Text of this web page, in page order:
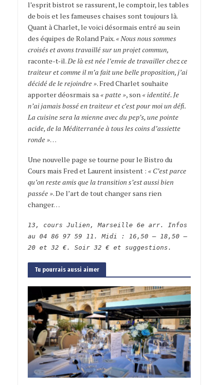
l’esprit bistrot se rassurent, le comptoir, les tables
de bois et les fameuses chaises sont toujours là.
Quant à Charlet, le voici désormais entré au sein
des équipes de Roland Paix. « Nous nous sommes
croisés et avons travaillé sur un projet commun,
raconte-t-il. De là est née l’envie de travailler chez ce
traiteur et comme il m’a fait une belle proposition, j’ai
décidé de le rejoindre ». Fred Charlet souhaite
apporter déosrmais sa « patte », son « identité. Je
n’ai jamais bossé en traiteur et c’est pour moi un défi.
La cuisine sera la mienne avec du pep’s, une pointe
acide, de la Méditerranée à tous les coins d’assiette
ronde »…
Une nouvelle page se tourne pour le Bistro du
Cours mais Fred et Laurent insistent : « C’est parce
qu’on reste amis que la transition s’est aussi bien
passée ». De l’art de tout changer sans rien
changer…
13, cours Julien, Marseille 6e arr. Infos
au 04 86 97 59 11. Midi : 16,50 – 18,50 –
20 et 32 €. Soir 32 € et suggestions.
Tu pourrais aussi aimer